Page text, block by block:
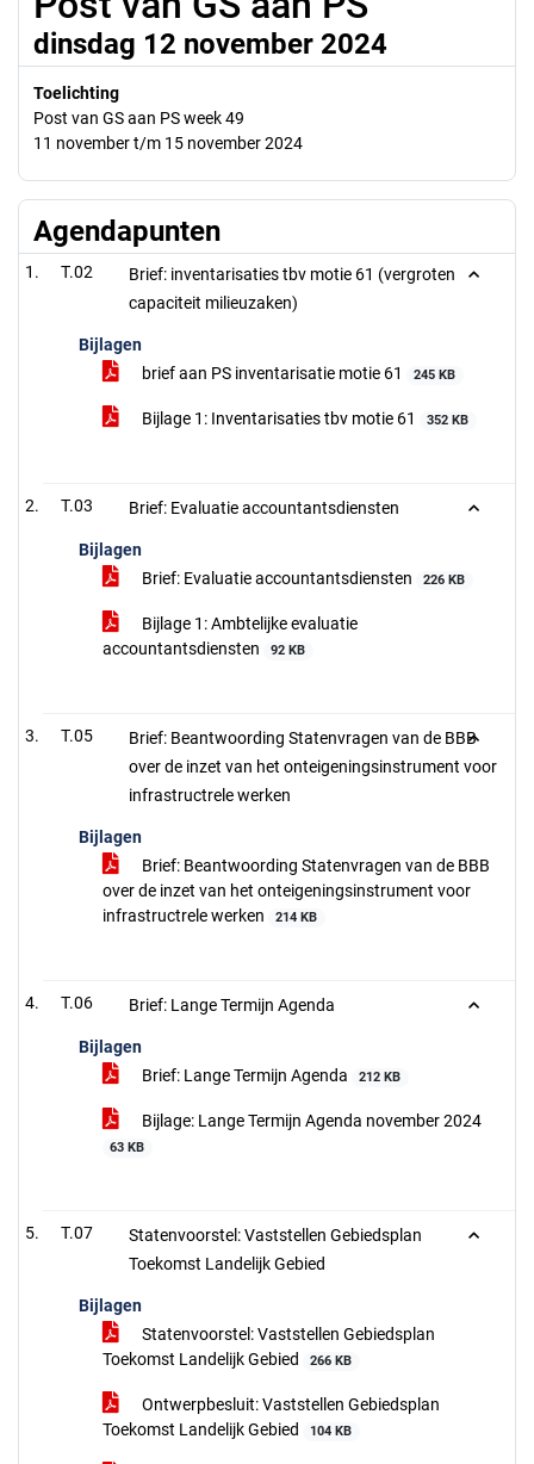
dinsdag 12 november 2024
Toelichting
Post van GS aan PS week 49
11 november t/m 15 november 2024
Agendapunten
T.02
Brief: inventarisaties tbv motie 61 (vergroten
capaciteit milieuzaken)
Bijlagen
brief aan PS inventarisatie motie 61
245 KB
Bijlage 1: Inventarisaties tbv motie 61 352 KB
T.03 Brief: Evaluatie accountantsdiensten
Bijlagen
Brief: Evaluatie accountantsdiensten
226 KB
Bijlage 1: Ambtelijke evaluatie
accountantsdiensten
92 KB
T.05
Brief: Beantwoording Statenvragen van de BBB
over de inzet van het onteigeningsinstrument voor
infrastructrele werken
Bijlagen
Brief: Beantwoording Statenvragen van de BBB
over de inzet van het onteigeningsinstrument voor
infrastructrele werken
214 KB
T.06 Brief: Lange Termijn Agenda
Bijlagen
Brief: Lange Termijn Agenda
212 KB
Bijlage: Lange Termijn Agenda november 2024
63 KB
T.07
Statenvoorstel: Vaststellen Gebiedsplan
Toekomst Landelijk Gebied
Bijlagen
Statenvoorstel: Vaststellen Gebiedsplan
Toekomst Landelijk Gebied
266 KB
Ontwerpbesluit: Vaststellen Gebiedsplan
Toekomst Landelijk Gebied
104 KB